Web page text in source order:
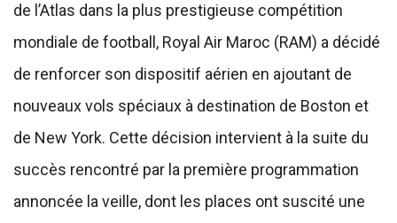
de l’Atlas dans la plus prestigieuse compétition
mondiale de football, Royal Air Maroc (RAM) a décidé
de renforcer son dispositif aérien en ajoutant de
nouveaux vols spéciaux à destination de Boston et
de New York. Cette décision intervient à la suite du
succès rencontré par la première programmation
annoncée la veille, dont les places ont suscité une